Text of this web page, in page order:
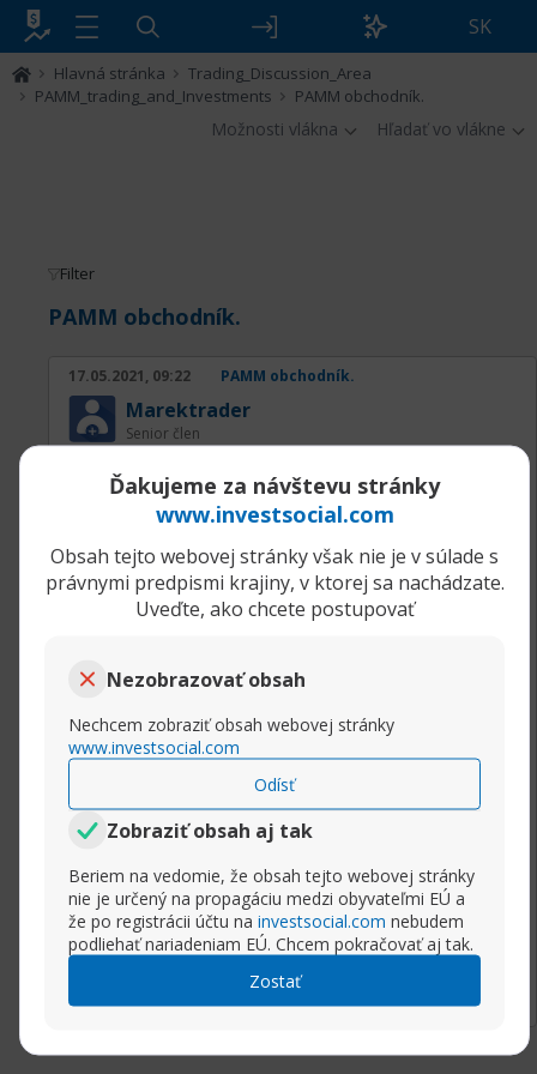
SK
Hlavná stránka
Trading_Discussion_Area
PAMM_trading_and_Investments
PAMM obchodník.
Možnosti vlákna Hľadať vo vlákne
Ďakujeme za návštevu stránky
www.investsocial.com
Obsah tejto webovej stránky však nie je v súlade s
právnymi predpismi krajiny, v ktorej sa nachádzate.
Uveďte, ako chcete postupovať
Nezobrazovať obsah
Nechcem zobraziť obsah webovej stránky
www.investsocial.com
Odísť
Zobraziť obsah aj tak
Beriem na vedomie, že obsah tejto webovej stránky
nie je určený na propagáciu medzi obyvateľmi EÚ a
že po registrácii účtu na investsocial.com nebudem
podliehať nariadeniam EÚ. Chcem pokračovať aj tak.
Zostať
Filter
PAMM obchodník.
17.05.2021, 09:22 PAMM obchodník.
Marektrader
Senior člen
PAMM systém umožňuje obchodníkovi:
• Obchodovanie zo všetkými investíciami na
jednom účte
• Neexistujú limity pre investované čiastky:
Investor môže vložiť od 1 po stovkytísíc
dolárov, stým že získa zodpovedajúci podiel na
• Rýchla a pohodlná registrácia
tabuľke
• Získavanie online žiadostí do investorov
• E-mail a SMS upozornenia žiadostí o
investovanie
• Možnosť odmietnúť investíciu: akceptujete iba
pre Vás zaujímavé žiadosti o investíciu
• Automatické prepočítavanie obchodníkovho
podielu na zisku
• Automatická výplata podielu obchodníka na
zisku ihneď po vrátení peňazí investorovi
• Obchodník sa môže rozhodnúť kedykoľvek
Rozbaliť príspevok